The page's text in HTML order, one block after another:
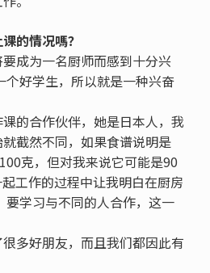
的情况嗎？
成为一名厨师而感到十分兴
个好学生，所以就是一种兴奋
的合作伙伴，她是日本人，我
截然不同，如果食谱说明是
克，但对我来说它可能是90
工作的过程中让我明白在厨房
要学习与不同的人合作，这一
多好朋友，而且我们都因此有